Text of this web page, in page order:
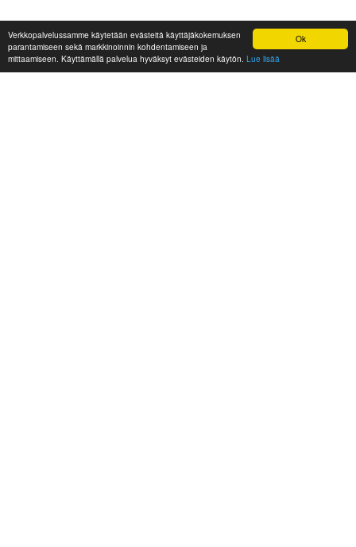
Ok
Verkkopalvelussamme käytetään evästeitä käyttäjäkokemuksen
parantamiseen sekä markkinoinnin kohdentamiseen ja
mittaamiseen. Käyttämällä palvelua hyväksyt evästeiden käytön. Lue lisää